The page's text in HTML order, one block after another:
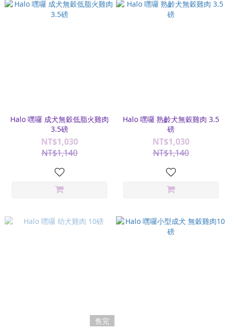
Halo 嘿囉 成犬無穀低脂火雞肉
3.5磅
NT$1,030
NT$1,140
Halo 嘿囉 熟齡犬無穀雞肉 3.5
磅
NT$1,030
NT$1,140
售完